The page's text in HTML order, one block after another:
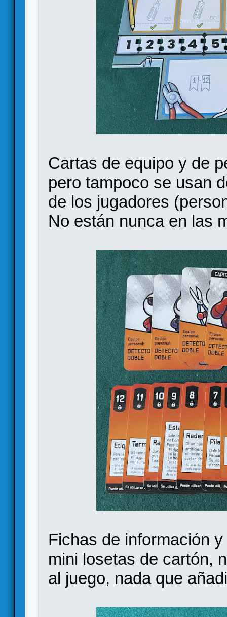
Cartas de equipo y de
pero tampoco se usan
de los jugadores
No están nunca en las
Fichas de información
mini losetas de cartón,
al juego, nada que